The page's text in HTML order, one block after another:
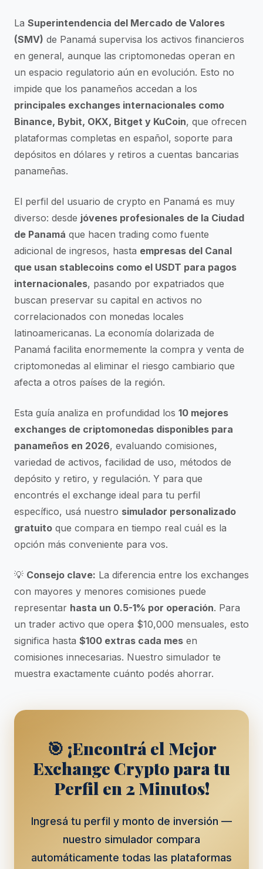
La Superintendencia del Mercado de Valores
(SMV) de Panamá supervisa los activos financieros
en general, aunque las criptomonedas operan en
un espacio regulatorio aún en evolución. Esto no
impide que los panameños accedan a los
principales exchanges internacionales como
Binance, Bybit, OKX, Bitget y KuCoin, que ofrecen
plataformas completas en español, soporte para
depósitos en dólares y retiros a cuentas bancarias
panameñas.
El perfil del usuario de crypto en Panamá es muy
diverso: desde jóvenes profesionales de la Ciudad
de Panamá que hacen trading como fuente
adicional de ingresos, hasta empresas del Canal
que usan stablecoins como el USDT para pagos
internacionales, pasando por expatriados que
buscan preservar su capital en activos no
correlacionados con monedas locales
latinoamericanas. La economía dolarizada de
Panamá facilita enormemente la compra y venta de
criptomonedas al eliminar el riesgo cambiario que
afecta a otros países de la región.
Esta guía analiza en profundidad los 10 mejores
exchanges de criptomonedas disponibles para
panameños en 2026, evaluando comisiones,
variedad de activos, facilidad de uso, métodos de
depósito y retiro, y regulación. Y para que
encontrés el exchange ideal para tu perfil
específico, usá nuestro simulador personalizado
gratuito que compara en tiempo real cuál es la
opción más conveniente para vos.
💡 Consejo clave: La diferencia entre los exchanges
con mayores y menores comisiones puede
representar hasta un 0.5-1% por operación. Para
un trader activo que opera $10,000 mensuales, esto
significa hasta $100 extras cada mes en
comisiones innecesarias. Nuestro simulador te
muestra exactamente cuánto podés ahorrar.
🎯 ¡Encontrá el Mejor
Exchange Crypto para tu
Perfil en 2 Minutos!
Ingresá tu perfil y monto de inversión —
nuestro simulador compara
automáticamente todas las plataformas